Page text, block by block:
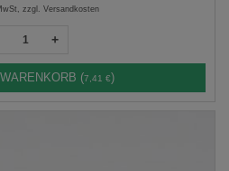
zzgl. Versandkosten
+
WARENKORB (7,41 €)